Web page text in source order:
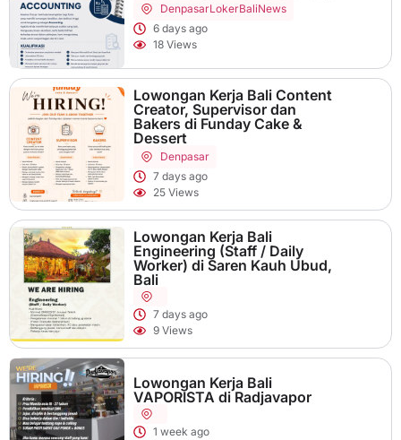
DenpasarLokerBaliNews
6 days ago
18 Views
Lowongan Kerja Bali Content
Creator, Supervisor dan
Bakers di Funday Cake &
Dessert
Denpasar
7 days ago
25 Views
Lowongan Kerja Bali
Engineering (Staff / Daily
Worker) di Saren Kauh Ubud,
Bali
7 days ago
9 Views
Lowongan Kerja Bali
VAPORISTA di Radjavapor
1 week ago